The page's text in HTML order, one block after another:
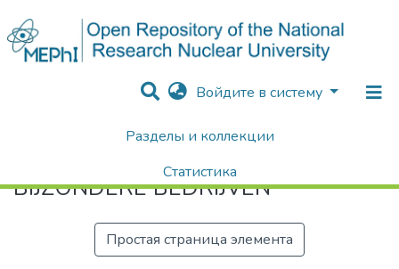
Войдите в систему
Разделы и коллекции
Статистика
BIJZONDERE BEDRIJVEN
BIJZONDERE BEDRIJVEN
Простая страница элемента